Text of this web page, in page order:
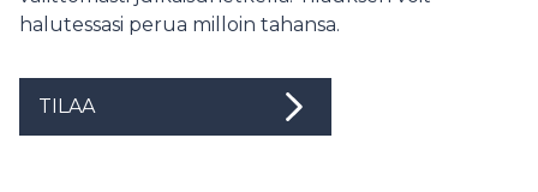
halutessasi perua milloin tahansa.
TILAA